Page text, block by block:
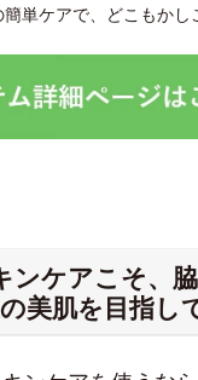
単ケアで、どこもかし
ンケアこそ、
美肌を目指し